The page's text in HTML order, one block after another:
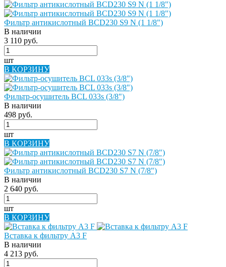
Фильтр антикислотный BCD230 S9 N (1 1/8")
В наличии
3 110 руб.
шт
В КОРЗИНУ
Фильтр-осушитель BCL 033s (3/8")
В наличии
498 руб.
шт
В КОРЗИНУ
Фильтр антикислотный BCD230 S7 N (7/8")
В наличии
2 640 руб.
шт
В КОРЗИНУ
Вставка к фильтру A3 F
В наличии
4 213 руб.